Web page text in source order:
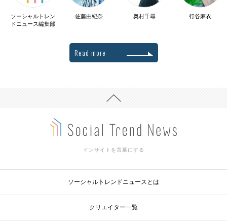
ソーシャルトレン
ドニュース編集部
佐藤由紀奈 奥村千尋 行谷麻衣
Read more
インサイトを言葉にする
ソーシャルトレンドニュースとは
クリエイター一覧